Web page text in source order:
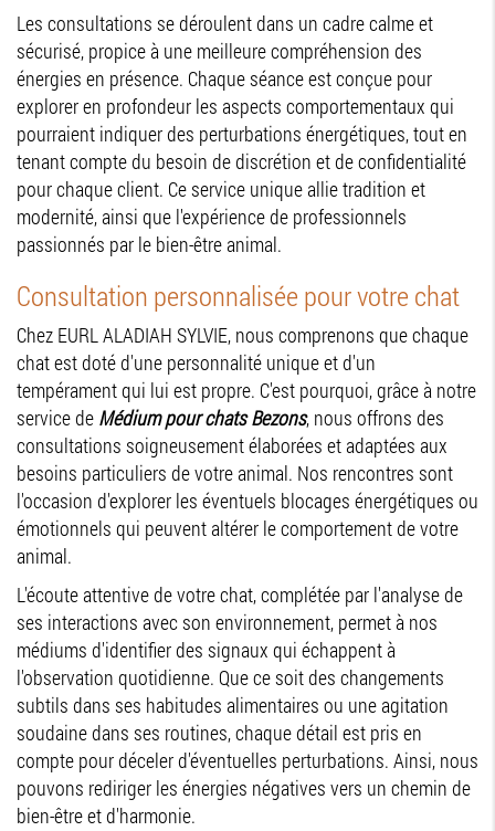
Les consultations se déroulent dans un cadre calme et
sécurisé, propice à une meilleure compréhension des
énergies en présence. Chaque séance est conçue pour
explorer en profondeur les aspects comportementaux qui
pourraient indiquer des perturbations énergétiques, tout en
tenant compte du besoin de discrétion et de confidentialité
pour chaque client. Ce service unique allie tradition et
modernité, ainsi que l'expérience de professionnels
passionnés par le bien-être animal.
Consultation personnalisée pour votre chat
Chez EURL ALADIAH SYLVIE, nous comprenons que chaque
chat est doté d'une personnalité unique et d'un
tempérament qui lui est propre. C'est pourquoi, grâce à notre
service de Médium pour chats Bezons, nous offrons des
consultations soigneusement élaborées et adaptées aux
besoins particuliers de votre animal. Nos rencontres sont
l'occasion d'explorer les éventuels blocages énergétiques ou
émotionnels qui peuvent altérer le comportement de votre
animal.
L'écoute attentive de votre chat, complétée par l'analyse de
ses interactions avec son environnement, permet à nos
médiums d'identifier des signaux qui échappent à
l'observation quotidienne. Que ce soit des changements
subtils dans ses habitudes alimentaires ou une agitation
soudaine dans ses routines, chaque détail est pris en
compte pour déceler d'éventuelles perturbations. Ainsi, nous
pouvons rediriger les énergies négatives vers un chemin de
bien-être et d'harmonie.